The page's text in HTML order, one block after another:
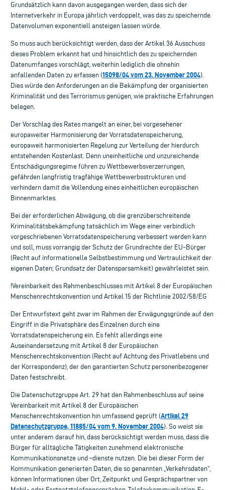
Grundsätzlich kann davon ausgegangen werden, dass sich der
Internetverkehr in Europa jährlich verdoppelt, was das zu speichernde
Datenvolumen exponentiell ansteigen lassen würde.
So muss auch berücksichtigt werden, dass der Artikel 36 Ausschuss
dieses Problem erkannt hat und hinsichtlich des zu speichernden
Datenumfanges vorschlägt, weiterhin lediglich die ohnehin
anfallenden Daten zu erfassen (15098/04 vom 23. November 2004).
Dies würde den Anforderungen an die Bekämpfung der organisierten
Kriminalität und des Terrorismus genügen, wie praktische Erfahrungen
belegen.
Der Vorschlag des Rates mangelt an einer, bei vorgesehener
europaweiter Harmonisierung der Vorratsdatenspeicherung,
europaweit harmonisierten Regelung zur Verteilung der hierdurch
entstehenden Kostenlast. Denn uneinheitliche und unzureichende
Entschädigungsregime führen zu Wettbewerbsverzerrungen,
gefährden langfristig tragfähige Wettbewerbsstrukturen und
verhindern damit die Vollendung eines einheitlichen europäischen
Binnenmarktes.
Bei der erforderlichen Abwägung, ob die grenzüberschreitende
Kriminalitätsbekämpfung tatsächlich im Wege einer verbindlich
vorgeschriebenen Vorratsdatenspeicherung verbessert werden kann
und soll, muss vorrangig der Schutz der Grundrechte der EU-Bürger
(Recht auf informationelle Selbstbestimmung und Vertraulichkeit der
eigenen Daten; Grundsatz der Datensparsamkeit) gewährleistet sein.
!Vereinbarkeit des Rahmenbeschlusses mit Artikel 8 der Europäischen
Menschenrechtskonvention und Artikel 15 der Richtlinie 2002/58/EG
Der Entwurfstext geht zwar im Rahmen der Erwägungsgründe auf den
Eingriff in die Privatsphäre des Einzelnen durch eine
Vorratsdatenspeicherung ein. Es fehlt allerdings eine
Auseinandersetzung mit Artikel 8 der Europäischen
Menschenrechtskonvention (Recht auf Achtung des Privatlebens und
der Korrespondenz), der den garantierten Schutz personenbezogener
Daten festschreibt.
Die Datenschutzgruppe Art. 29 hat den Rahmenbeschluss auf seine
Vereinbarkeit mit Artikel 8 der Europäischen
Menschenrechtskonvention hin umfassend geprüft (Artikel 29
Datenschutzgruppe, 11885/04 vom 9. November 2004). So weist sie
unter anderem darauf hin, dass berücksichtigt werden muss, dass die
Bürger für alltägliche Tätigkeiten zunehmend elektronische
Kommunikationsnetze und –dienste nutzen. Die bei dieser Form der
Kommunikation generierten Daten, die so genannten „Verkehrsdaten“,
können Informationen über Ort, Zeitpunkt und Gesprächspartner von